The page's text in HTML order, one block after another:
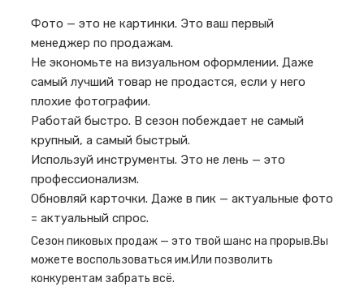
Фото — это не картинки. Это ваш первый
менеджер по продажам.
Не экономьте на визуальном оформлении. Даже
самый лучший товар не продастся, если у него
плохие фотографии.
Работай быстро. В сезон побеждает не самый
крупный, а самый быстрый.
Используй инструменты. Это не лень — это
профессионализм.
Обновляй карточки. Даже в пик — актуальные фото
= актуальный спрос.
Сезон пиковых продаж — это твой шанс на прорыв.Вы
можете воспользоваться им.Или позволить
конкурентам забрать всё.